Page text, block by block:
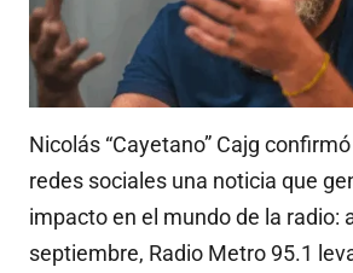
Nicolás “Cayetano” Cajg
redes sociales una noticia que
impacto en el mundo de la radio:
septiembre, Radio Metro 95.1